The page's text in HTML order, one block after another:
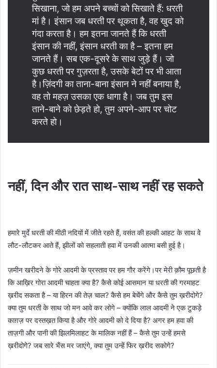
सिखाना, जो हम अपने बच्चों को सिखाते हैं: धरती
मां है। इंसान जब धरती पर थूकता है, वह खुद को
गंदा करता है। हम इतना जानते हैं कि धरती
इंसान की नहीं, इंसान धरती का है – इतना हम
जानते हैं। सब एक-दूसरे के साथ जुड़े हैं। जो
कुछ धरती पर गुज़रता है, उसके बेटों पर भी आता
है।ज़िंदगी का ताना-बाना इंसान ने नहीं बनाया है,
वह तो महज़ उसका एक धागा है। जब तुम इस
ताने-बाने को छेड़ते हो, तुम अपने-आप पर चोट
करते हो।
नहीं,दिन और रात साथ-साथ नहीं रह सकते
हमारे मुर्दे धरती की मीठी नदियों में जीते रहते हैं, वसंत की हल्की आहट के साथ वे
लौट-लौटकर आते हैं, झीलों को सहलाती हवा में उनकी आत्मा बसी हुई है।
ज़मीन खरीदने के गोरे आदमी के प्रस्ताव पर हम गौर करेंगे।पर मेरी क़ौम पूछती है
कि आख़िर गोरा आदमी चाहता क्या है? कैसे कोई आसमान या धरती की गरमाहट
ख़रीद सकता है – या हिरन की तेज़ चाल? कैसे हम बेचेंगे और कैसे तुम ख़रीदोगे?
क्या तुम धरती के साथ जो मन आवे कर लोगे – क्योंकि लाल आदमी ने एक टुकड़े
काग़ज़ पर दस्तख़त किया है और गोरे आदमी को दे दिया है? अगर हम हवा की
ताज़गी और पानी की झिलमिलाहट के मालिक नहीं हैं – कैसे तुम उन्हें हमसे
ख़रीदोगे? जब सारे भैंस मर जाएंगे, क्या तुम उन्हें फिर ख़रीद सकोगे?